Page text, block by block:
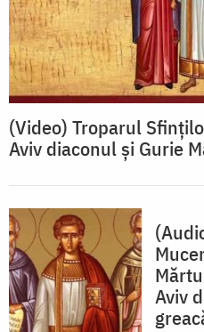
(Video) Troparul
Aviv diaconul și Gurie
Aviv